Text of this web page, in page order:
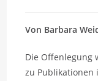
Von Barbara
Die Offenlegung
zu Publikationen